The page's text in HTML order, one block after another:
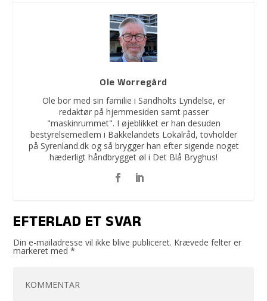
Ole Worregård
Ole bor med sin familie i Sandholts Lyndelse, er
redaktør på hjemmesiden samt passer
"maskinrummet". I øjeblikket er han desuden
bestyrelsemedlem i Bakkelandets Lokalråd, tovholder
på Syrenland.dk og så brygger han efter sigende noget
hæderligt håndbrygget øl i Det Blå Bryghus!
EFTERLAD ET SVAR
Din e-mailadresse vil ikke blive publiceret. Krævede felter er
markeret med*